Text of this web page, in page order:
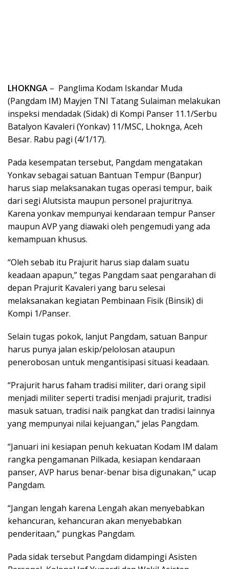
LHOKNGA – Panglima Kodam Iskandar Muda
(Pangdam IM) Mayjen TNI Tatang Sulaiman melakukan
inspeksi mendadak (Sidak) di Kompi Panser 11.1/Serbu
Batalyon Kavaleri (Yonkav) 11/MSC, Lhoknga, Aceh
Besar. Rabu pagi (4/1/17).
Pada kesempatan tersebut, Pangdam mengatakan
Yonkav sebagai satuan Bantuan Tempur (Banpur)
harus siap melaksanakan tugas operasi tempur, baik
dari segi Alutsista maupun personel prajuritnya.
Karena yonkav mempunyai kendaraan tempur Panser
maupun AVP yang diawaki oleh pengemudi yang ada
kemampuan khusus.
“Oleh sebab itu Prajurit harus siap dalam suatu
keadaan apapun,” tegas Pangdam saat pengarahan di
depan Prajurit Kavaleri yang baru selesai
melaksanakan kegiatan Pembinaan Fisik (Binsik) di
Kompi 1/Panser.
Selain tugas pokok, lanjut Pangdam, satuan Banpur
harus punya jalan eskip/pelolosan ataupun
penerobosan untuk mengantisipasi situasi keadaan.
“Prajurit harus faham tradisi militer, dari orang sipil
menjadi militer seperti tradisi menjadi prajurit, tradisi
masuk satuan, tradisi naik pangkat dan tradisi lainnya
yang mempunyai nilai kejuangan,” jelas Pangdam.
“Januari ini kesiapan penuh kekuatan Kodam IM dalam
rangka pengamanan Pilkada, kesiapan kendaraan
panser, AVP harus benar-benar bisa digunakan,” ucap
Pangdam.
“Jangan lengah karena Lengah akan menyebabkan
kehancuran, kehancuran akan menyebabkan
penderitaan,” pungkas Pangdam.
Pada sidak tersebut Pangdam didampingi Asisten